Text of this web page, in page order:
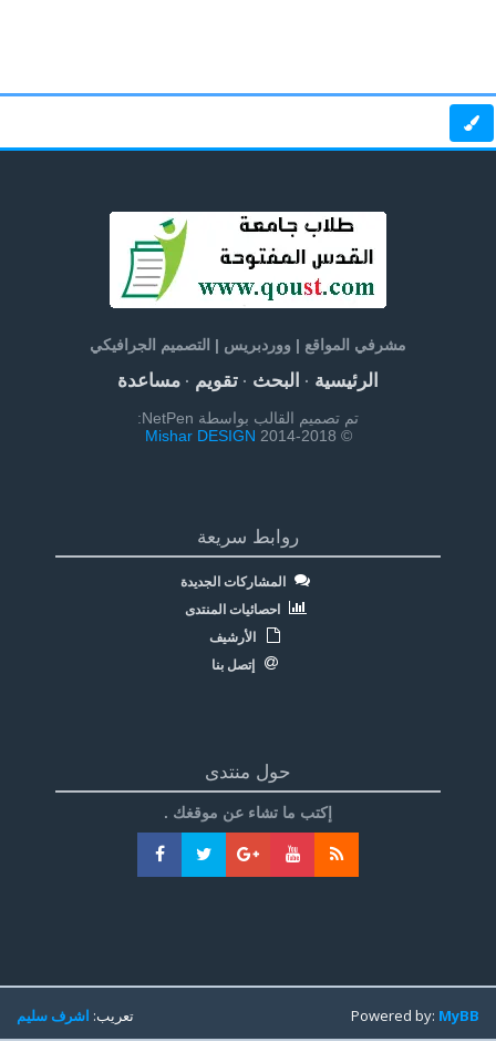
مشرفي المواقع | ووردبريس | التصميم الجرافيكي
الرئيسية· البحث· تقويم· مساعدة
تم تصميم القالب بواسطة NetPen:
© 2014-2018
Mishar DESIGN
روابط سريعة
المشاركات الجديدة
احصائيات المنتدى
الأرشيف
إتصل بنا
حول منتدى
إكتب ما تشاء عن موقغك .
تعريب:اشرف سليم Powered by:MyBB